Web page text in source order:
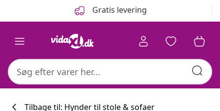
Gratis levering
Tilbage til: Hynder til stole & sofaer